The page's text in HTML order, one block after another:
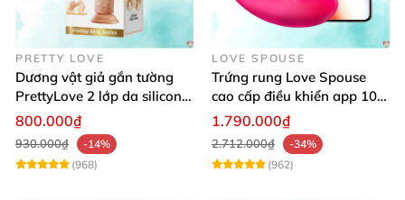
PRETTY LOVE
Dương vật giả gắn tường
PrettyLove 2 lớp da silicon
mềm mịn không rung
800.000₫
930.000₫
-14%
(968)
LOVE SPOUSE
Trứng rung Love Spouse
cao cấp điều khiển app 10
chế độ rung cực khoái toàn
1.790.000₫
2.712.000₫
-34%
(962)